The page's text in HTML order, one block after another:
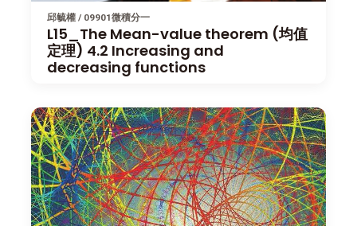
邱毓權 / 09901微積分一
L15_The Mean-value theorem (均值
定理) 4.2 Increasing and
decreasing functions